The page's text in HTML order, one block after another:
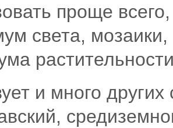
проще
света,
и много других